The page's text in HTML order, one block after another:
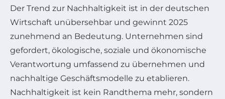
Der Trend zur Nachhaltigkeit ist in der deutschen
Wirtschaft unübersehbar und gewinnt 2025
zunehmend an Bedeutung. Unternehmen sind
gefordert, ökologische, soziale und ökonomische
Verantwortung umfassend zu übernehmen und
nachhaltige Geschäftsmodelle zu etablieren.
Nachhaltigkeit ist kein Randthema mehr, sondern